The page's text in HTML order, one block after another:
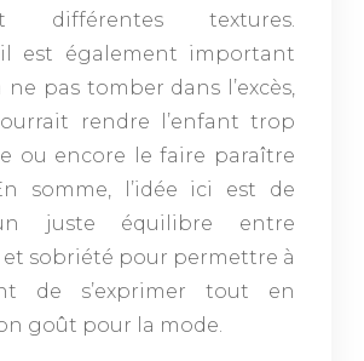
différentes textures.
il est également important
ne pas tomber dans l’excès,
rendre l’enfant trop
ou encore le faire paraître
somme, l’idée ici est de
juste équilibre entre
sobriété pour permettre à
de s’exprimer tout en
goût pour la mode.